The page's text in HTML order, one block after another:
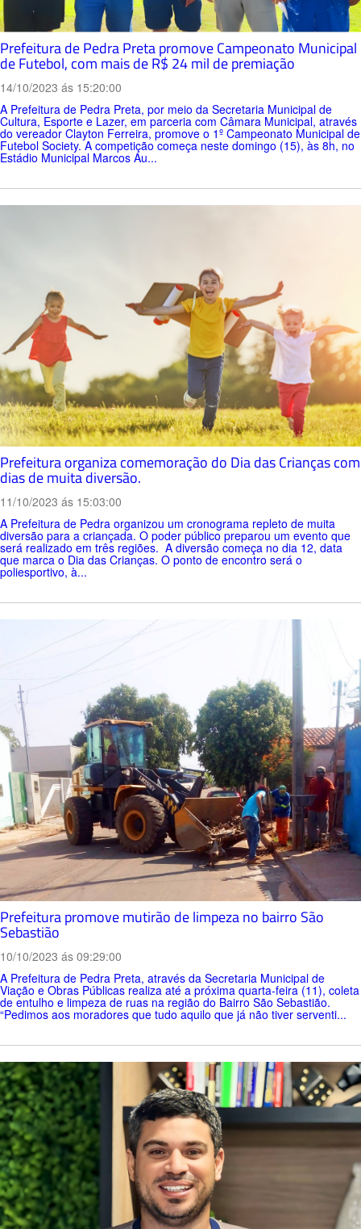
Prefeitura de Pedra Preta promove Campeonato Municipal
de Futebol, com mais de R$ 24 mil de premiação
14/10/2023 ás 15:20:00
A Prefeitura de Pedra Preta, por meio da Secretaria Municipal de
Cultura, Esporte e Lazer, em parceria com Câmara Municipal, através
do vereador Clayton Ferreira, promove o 1º Campeonato Municipal de
Futebol Society. A competição começa neste domingo (15), às 8h, no
Estádio Municipal Marcos Au...
Prefeitura organiza comemoração do Dia das Crianças com
dias de muita diversão.
11/10/2023 ás 15:03:00
A Prefeitura de Pedra organizou um cronograma repleto de muita
diversão para a criançada. O poder público preparou um evento que
será realizado em três regiões. A diversão começa no dia 12, data
que marca o Dia das Crianças. O ponto de encontro será o
poliesportivo, à...
Prefeitura promove mutirão de limpeza no bairro São
Sebastião
10/10/2023 ás 09:29:00
A Prefeitura de Pedra Preta, através da Secretaria Municipal de
Viação e Obras Públicas realiza até a próxima quarta-feira (11), coleta
de entulho e limpeza de ruas na região do Bairro São Sebastião.
“Pedimos aos moradores que tudo aquilo que já não tiver serventi...